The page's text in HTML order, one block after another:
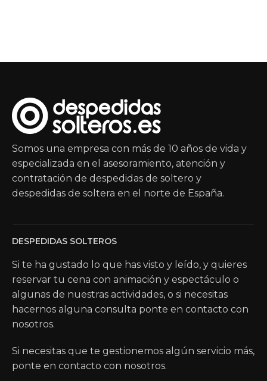
Somos una empresa con más de 10 años de vida y
especializada en el asesoramiento, atención y
contratación de despedidas de soltero y
despedidas de soltera en el norte de España.
DESPEDIDAS SOLTEROS
Si te ha gustado lo que has visto y leído, y quieres
reservar tu cena con animación y espectáculo o
algunas de nuestras actividades, o si necesitas
hacernos alguna consulta ponte en contacto con
nosotros.
Si necesitas que te gestionemos algún servicio más,
ponte en contacto con nosotros.